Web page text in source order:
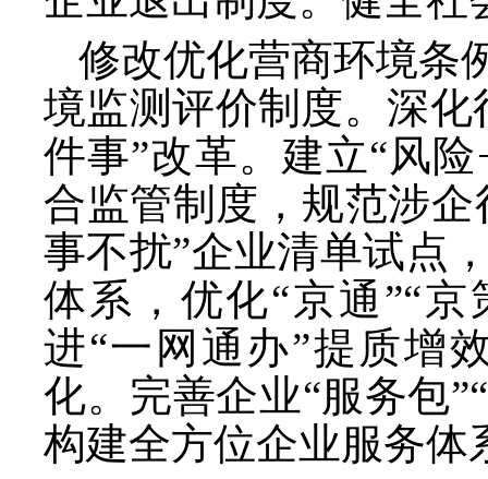
修改优化营商环境条
境监测评价制度。深
件事”改革。建立“风
合监管制度，规范涉
事不扰”企业清单试点
体系，优化“京通”“
进“一网通办”提质增
化。完善企业“服务包
构建全方位企业服务体